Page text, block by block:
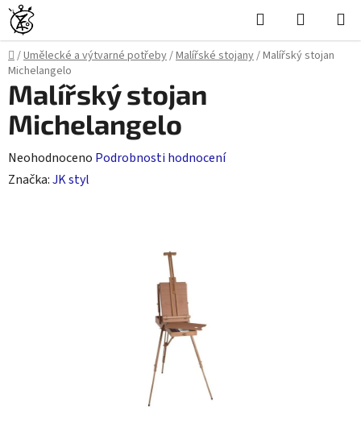
Přejít
na
obsah
Hledat
KOŠÍK
Domů
/Umělecké a výtvarné potřeby/Malířské stojany/Malířský stojan
Michelangelo
Malířský stojan
Michelangelo
Průměrné
hodnocení
Neohodnoceno Podrobnosti hodnocení
Značka:JK styl